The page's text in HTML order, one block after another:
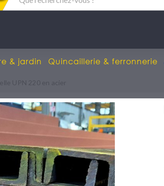
& jardin Quincaillerie & ferronnerie
UPN 220 en acier